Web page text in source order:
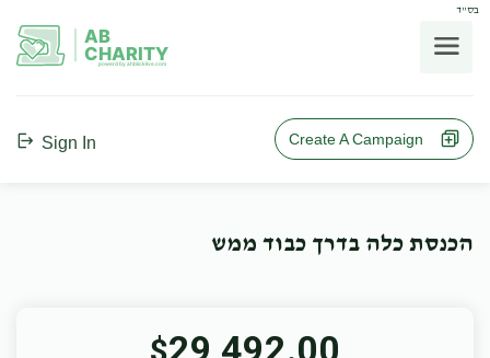
בס"ד
AB
CHARITY
powerd by ahblicklive.com
Sign In Create A Campaign
הכנסת כלה בדרך כבוד ממש
29,492.00